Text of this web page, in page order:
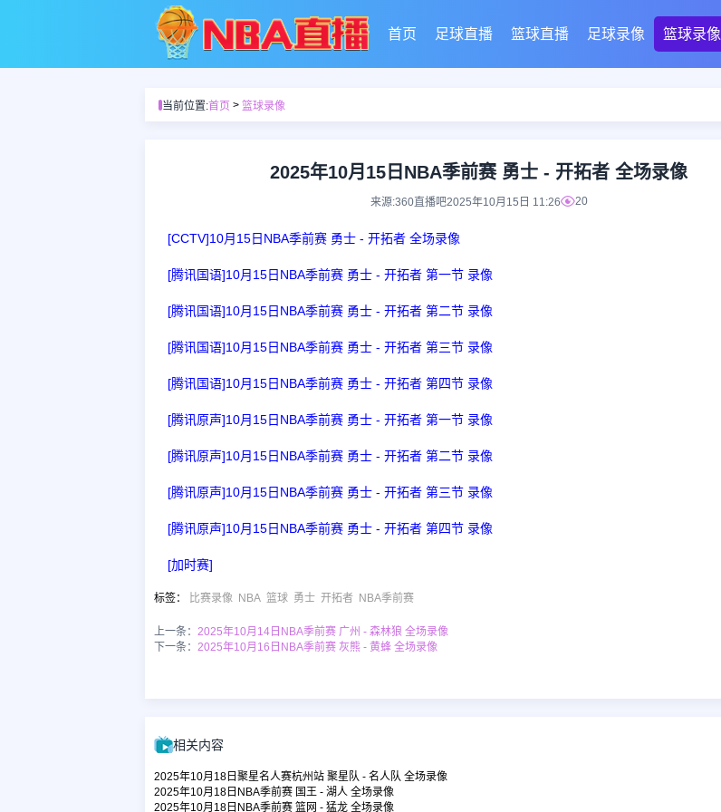
首页 足球直播 篮球直播 足球录像 篮球录像
当前位置:首页 > 篮球录像
2025年10月15日NBA季前赛 勇士 - 开拓者 全场录像
来源:360直播吧2025年10月15日 11:26 20
[CCTV]10月15日NBA季前赛 勇士 - 开拓者 全场录像
[腾讯国语]10月15日NBA季前赛 勇士 - 开拓者 第一节 录像
[腾讯国语]10月15日NBA季前赛 勇士 - 开拓者 第二节 录像
[腾讯国语]10月15日NBA季前赛 勇士 - 开拓者 第三节 录像
[腾讯国语]10月15日NBA季前赛 勇士 - 开拓者 第四节 录像
[腾讯原声]10月15日NBA季前赛 勇士 - 开拓者 第一节 录像
[腾讯原声]10月15日NBA季前赛 勇士 - 开拓者 第二节 录像
[腾讯原声]10月15日NBA季前赛 勇士 - 开拓者 第三节 录像
[腾讯原声]10月15日NBA季前赛 勇士 - 开拓者 第四节 录像
[加时赛]
标签： 比赛录像 NBA 篮球 勇士 开拓者 NBA季前赛
上一条： 2025年10月14日NBA季前赛 广州 - 森林狼 全场录像
下一条： 2025年10月16日NBA季前赛 灰熊 - 黄蜂 全场录像
相关内容
2025年10月18日聚星名人赛杭州站 聚星队 - 名人队 全场录像
2025年10月18日NBA季前赛 国王 - 湖人 全场录像
2025年10月18日NBA季前赛 篮网 - 猛龙 全场录像